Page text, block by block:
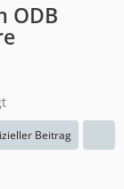
ODB
Beitrag